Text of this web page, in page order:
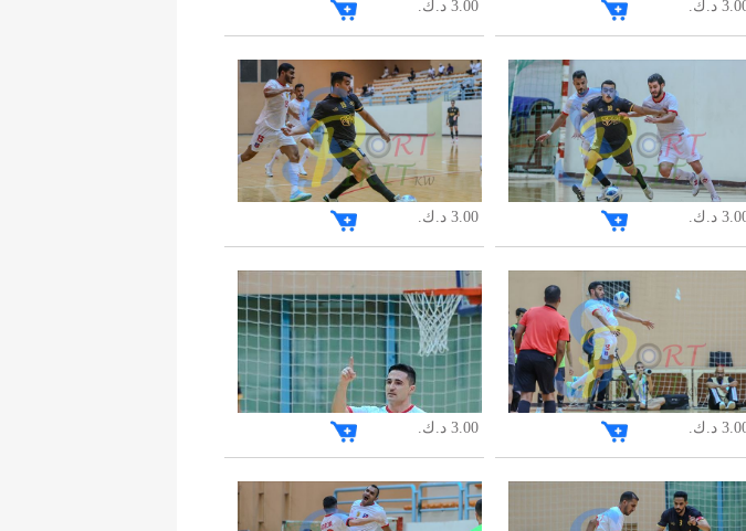
د.ك. 3.00 د.ك.
د.ك. 3.00 د.ك.
د.ك. 3.00 د.ك.